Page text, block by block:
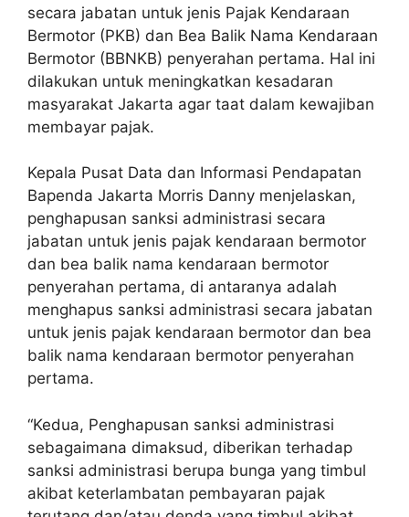
secara jabatan untuk jenis Pajak Kendaraan
Bermotor (PKB) dan Bea Balik Nama Kendaraan
Bermotor (BBNKB) penyerahan pertama. Hal ini
dilakukan untuk meningkatkan kesadaran
masyarakat Jakarta agar taat dalam kewajiban
membayar pajak.
Kepala Pusat Data dan Informasi Pendapatan
Bapenda Jakarta Morris Danny menjelaskan,
penghapusan sanksi administrasi secara
jabatan untuk jenis pajak kendaraan bermotor
dan bea balik nama kendaraan bermotor
penyerahan pertama, di antaranya adalah
menghapus sanksi administrasi secara jabatan
untuk jenis pajak kendaraan bermotor dan bea
balik nama kendaraan bermotor penyerahan
pertama.
“Kedua, Penghapusan sanksi administrasi
sebagaimana dimaksud, diberikan terhadap
sanksi administrasi berupa bunga yang timbul
akibat keterlambatan pembayaran pajak